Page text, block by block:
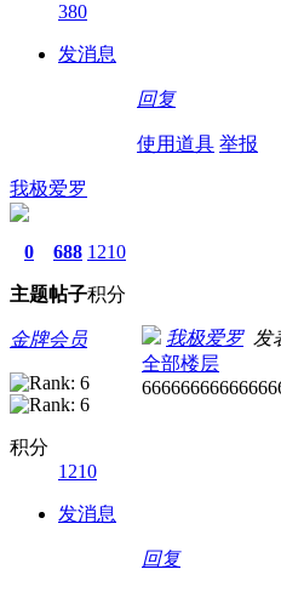
380
发消息
回复
使用道具 举报
我极爱罗
0
主题
688
帖子
1210
积分
金牌会员
积分
1210
发消息
我极爱罗发
全部楼层
回复